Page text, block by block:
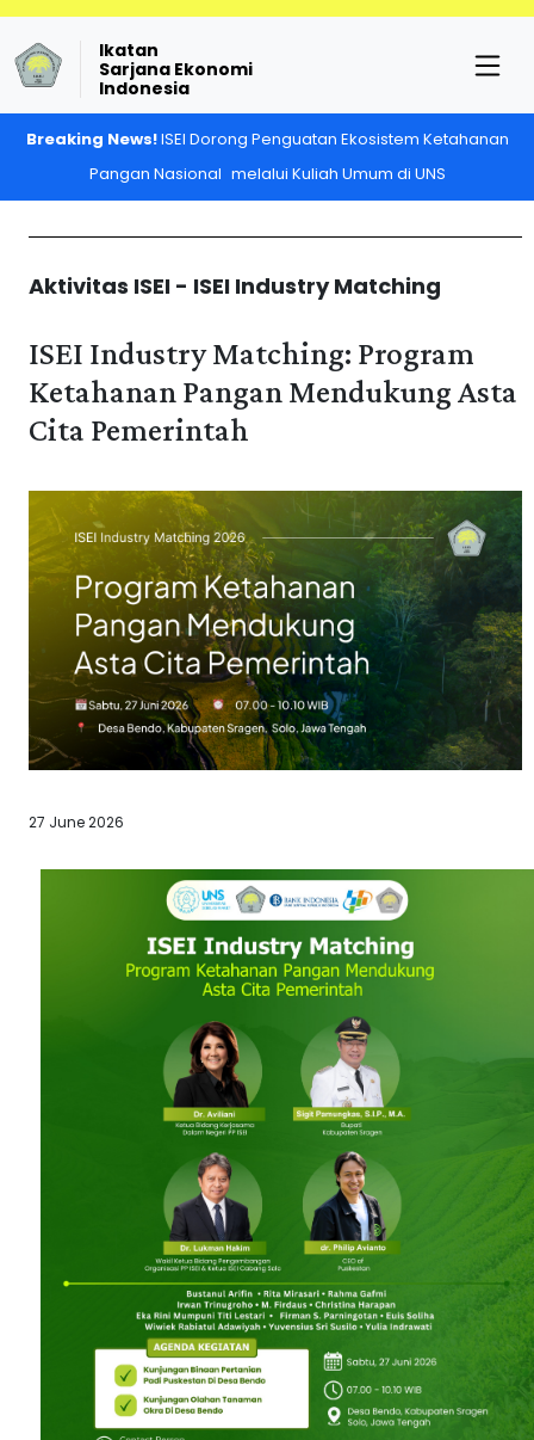
Ikatan
Sarjana Ekonomi
Indonesia
Breaking News!ISEI Dorong Penguatan Ekosistem Ketahanan
Pangan Nasional melalui Kuliah Umum di UNS
Aktivitas ISEI - ISEI Industry Matching
ISEI Industry Matching: Program
Ketahanan Pangan Mendukung Asta
Cita Pemerintah
27 June 2026